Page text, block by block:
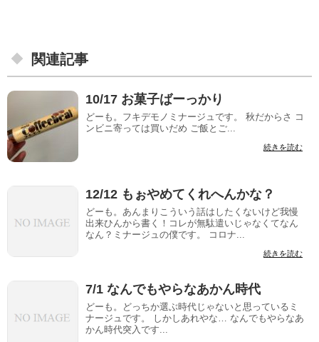
関連記事
10/17 お菓子ばーっかり
どーも。フキデモノミナージュです。 秋だからさ コ
ンビニ寄っては買いだめ ご飯とご...
続きを読む
12/12 もぉやめてくれへんかな？
どーも。あんまりこういう話はしたくないけど我慢
出来ひんから書く！コレが無駄遣いじゃなくてなん
なん？ミナージュの僕です。 コロナ...
続きを読む
7/1 なんでもやらなあかん時代
どーも。どっちか選ぶ時代じゃないと思っているミ
ナージュです。 しかしあれやな… なんでもやらなあ
かん時代突入です...